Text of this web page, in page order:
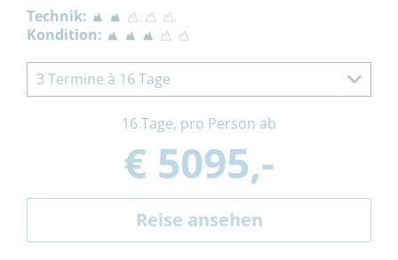
Technik:
Kondition:
3 Termine à 16 Tage
16 Tage, pro Person ab
€ 5095,-
Reise ansehen